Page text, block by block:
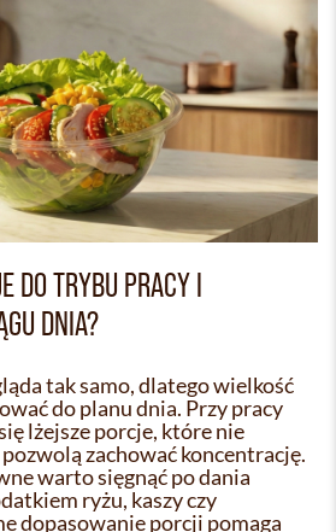
DO TRYBU PRACY I
DNIA?
tak samo, dlatego wielkość
do planu dnia. Przy pracy
lżejsze porcje, które nie
zachować koncentrację.
warto sięgnąć po dania
ryżu, kaszy czy
dopasowanie porcji pomaga